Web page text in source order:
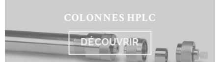
COLONNES HPLC
DÉCOUVRIR